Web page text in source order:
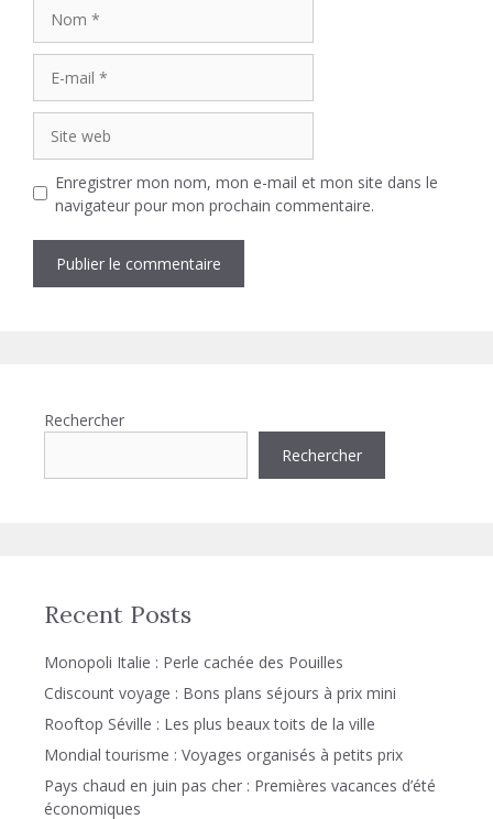
mail
web
Enregistrer mon nom, mon e-mail et mon site dans le
navigateur pour mon prochain commentaire.
Rechercher
Rechercher
Recent Posts
Monopoli Italie : Perle cachée des Pouilles
Cdiscount voyage : Bons plans séjours à prix mini
Rooftop Séville : Les plus beaux toits de la ville
Mondial tourisme : Voyages organisés à petits prix
Pays chaud en juin pas cher : Premières vacances d’été
économiques